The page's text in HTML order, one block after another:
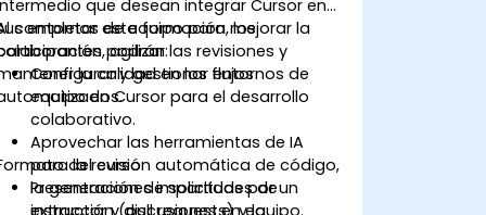
que desean integrar Cursor en
entornos de equipo para mejorar la
agilizar las revisiones y
la calidad en los flujos
completar esta formación, los
podrán:
Configurar y gestionar entornos de
equipo en Cursor para el desarrollo
colaborativo.
Aprovechar las herramientas de IA
para la revisión automática de código,
la generación de solicitudes de
extracción (pull requests) y la
del curso
Presentaciones impartidas por un
instructor y discusiones en equipo.